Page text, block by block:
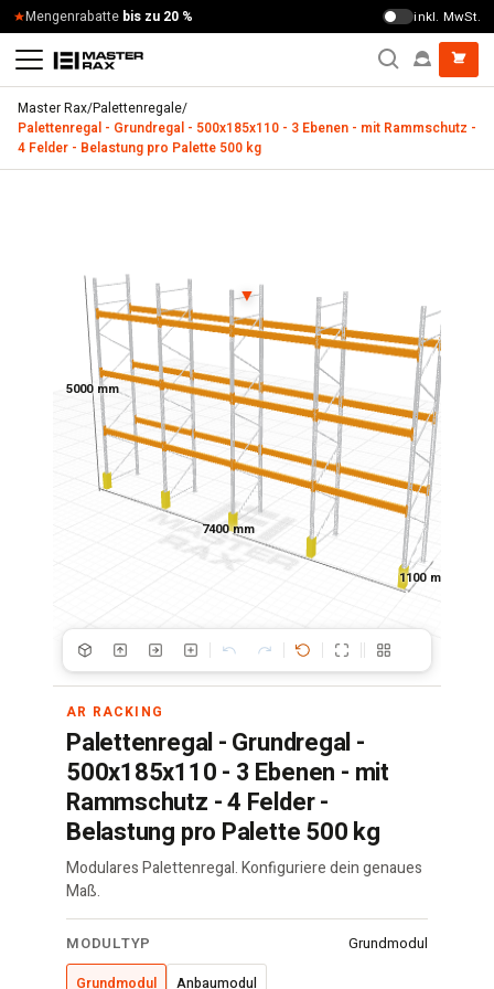
Zum Inhalt springen
Schnelle Lieferung 4 – 9 Werktage
Mengenrabatte bis zu 20 % inkl. MwSt.
Master Rax/Palettenregale/
Palettenregal - Grundregal - 500x185x110 - 3 Ebenen - mit Rammschutz -
4 Felder - Belastung pro Palette 500 kg
5000 mm
7400 mm
1100 mm
▼
AR RACKING
Palettenregal - Grundregal -
500x185x110 - 3 Ebenen - mit
Rammschutz - 4 Felder -
Belastung pro Palette 500 kg
Modulares Palettenregal. Konfiguriere dein genaues
Maß.
Palettenregal
·
MODULTYP Grundmodul
Grundmodul Anbaumodul